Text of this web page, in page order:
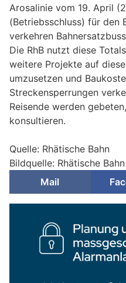
Arosalinie vom 19. April
(Betriebsschluss) für den
verkehren
Die RhB nutzt diese
weitere Projekte auf
umzusetzen und
Streckensperrungen
Reisende werden
konsultieren.
Quelle: Rhätische Bahn
Bildquelle: Rhätische Bahn
Mail